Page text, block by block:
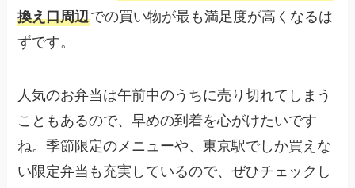
換え口周辺での買い物が最も満足度が高くなるは
ずです。
人気のお弁当は午前中のうちに売り切れてしまう
こともあるので、早めの到着を心がけたいです
ね。季節限定のメニューや、東京駅でしか買えな
い限定弁当も充実しているので、ぜひチェックし